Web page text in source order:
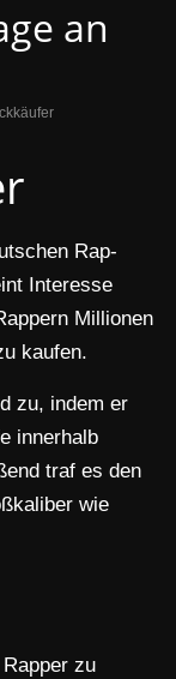
an
Rap-
Interesse
Millionen
kaufen.
zu, indem er
innerhalb
traf es den
wie
zu